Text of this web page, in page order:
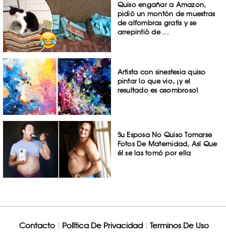
Quiso engañar a Amazon,
pidió un montón de muestras
de alfombras gratis y se
arrepintió de ...
Artista con sinestesia quiso
pintar lo que vio, ¡y el
resultado es asombroso!
Su Esposa No Quiso Tomarse
Fotos De Maternidad, Así Que
él se las tomó por ella
Contacto Política De Privacidad Terminos De Uso